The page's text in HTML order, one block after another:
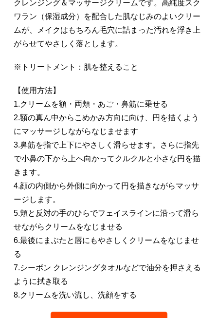
クレンジング＆マッサージクリームです。高純度スク
ワラン（保湿成分）を配合した肌なじみのよいクリー
ムが、メイクはもちろん毛穴に詰まった汚れを浮き上
がらせてやさしく落とします。
※トリートメント：肌を整えること
【使用方法】
1.クリームを額・両頬・あご・鼻筋に乗せる
2.額の真ん中からこめかみ方向に向け、円を描くよう
にマッサージしながらなじませます
3.鼻筋を指で上下にやさしく滑らせます。さらに指先
で小鼻の下から上へ向かってクルクルと小さな円を描
きます。
4.顔の内側から外側に向かって円を描きながらマッサ
ージします。
5.頬と反対の手のひらでフェイスラインに沿って滑ら
せながらクリームをなじませる
6.最後にまぶたと唇にもやさしくクリームをなじませ
る
7.シーボン クレンジングタオルなどで油分を押さえる
ように拭き取る
8.クリームを洗い流し、洗顔をする